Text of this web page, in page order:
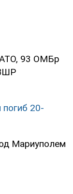
АТО, 93 ОМБр
погиб 20-
Мариуполем